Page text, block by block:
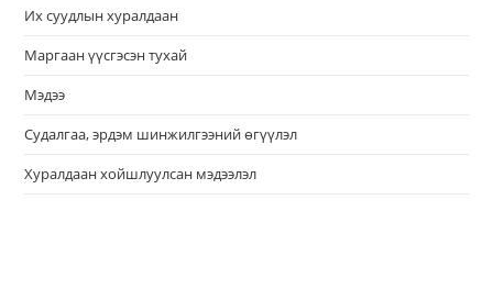
Их суудлын хуралдаан
Маргаан үүсгэсэн тухай
Мэдээ
Судалгаа, эрдэм шинжилгээний өгүүлэл
Хуралдаан хойшлуулсан мэдээлэл